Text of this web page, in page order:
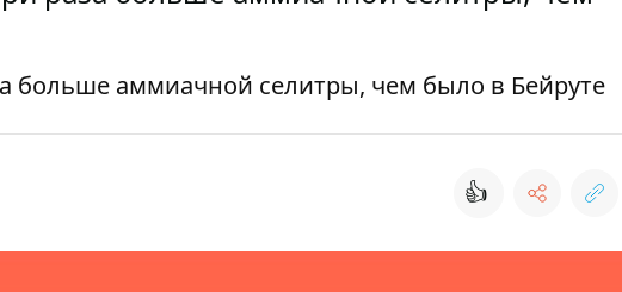
больше аммиачной селитры, чем было в Бейруте
👍